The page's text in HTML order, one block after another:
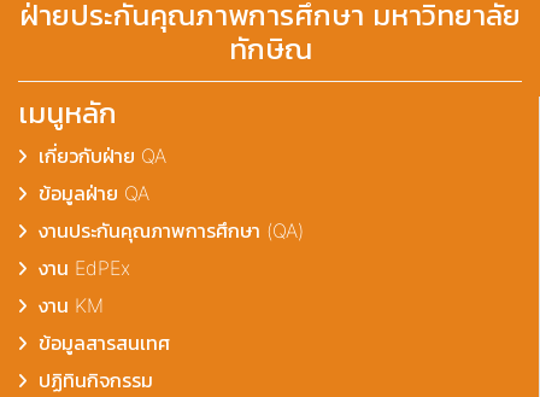
ฝ่ายประกันคุณภาพการศึกษา มหาวิทยาลัย
ทักษิณ
เมนูหลัก
เกี่ยวกับฝ่าย QA
ข้อมูลฝ่าย QA
งานประกันคุณภาพการศึกษา (QA)
งาน EdPEx
งาน KM
ข้อมูลสารสนเทศ
ปฏิทินกิจกรรม